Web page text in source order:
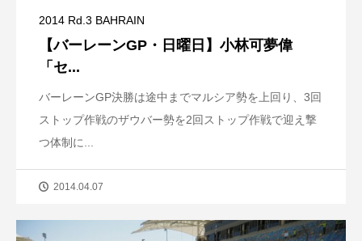
2014 Rd.3 BAHRAIN
【バーレーンGP・日曜日】小林可夢偉
「セ...
バーレーンGP決勝は途中までマルシア勢を上回り、3回
ストップ作戦のザウバー勢を2回ストップ作戦で迎え撃
つ体制に...
2014.04.07